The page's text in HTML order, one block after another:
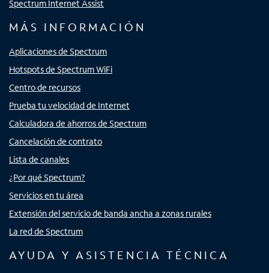
Spectrum Internet Assist
MÁS INFORMACIÓN
Aplicaciones de Spectrum
Hotspots de Spectrum WiFi
Centro de recursos
Prueba tu velocidad de Internet
Calculadora de ahorros de Spectrum
Cancelación de contrato
Lista de canales
¿Por qué Spectrum?
Servicios en tu área
Extensión del servicio de banda ancha a zonas rurales
La red de Spectrum
AYUDA Y ASISTENCIA TÉCNICA